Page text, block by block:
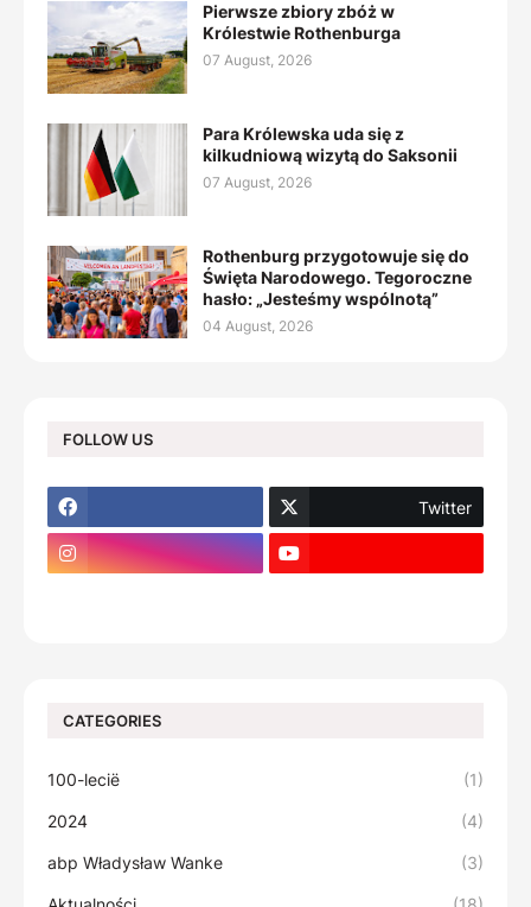
Pierwsze zbiory zbóż w
Królestwie Rothenburga
07 August, 2026
Para Królewska uda się z
kilkudniową wizytą do Saksonii
07 August, 2026
Rothenburg przygotowuje się do
Święta Narodowego. Tegoroczne
hasło: „Jesteśmy wspólnotą”
04 August, 2026
FOLLOW US
Twitter
CATEGORIES
100-lecië (1)
2024 (4)
abp Władysław Wanke (3)